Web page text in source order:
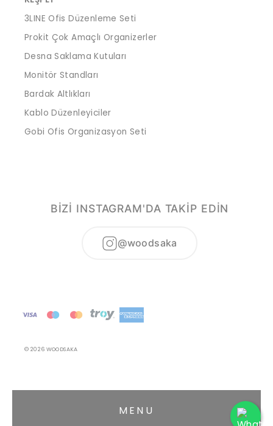
MENU
3LINE Ofis Düzenleme Seti
Prokit Çok Amaçlı Organizerler
Desna Saklama Kutuları
Monitör Standları
Bardak Altlıkları
Kablo Düzenleyiciler
Gobi Ofis Organizasyon Seti
BİZİ INSTAGRAM'DA TAKİP EDİN
@woodsaka
© 2026 WOODSAKA